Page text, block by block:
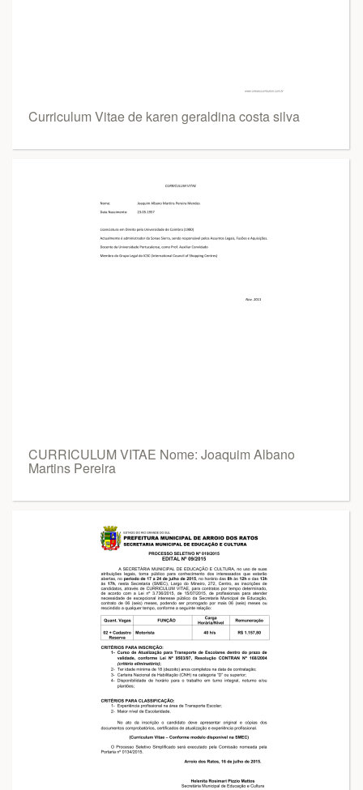
Curriculum Vitae de karen geraldina costa silva
CURRICULUM VITAE Nome: Joaquim Albano
Martins Pereira